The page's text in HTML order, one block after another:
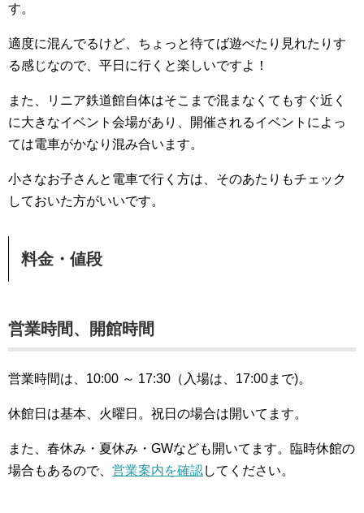
す。
適度に混んでるけど、ちょっと待てば遊べたり見れたりす
る感じなので、平日に行くと楽しいですよ！
また、リニア鉄道館自体はそこまで混まなくてもすぐ近く
に大きなイベント会場があり、開催されるイベントによっ
ては電車がかなり混み合います。
小さなお子さんと電車で行く方は、そのあたりもチェック
しておいた方がいいです。
料金・値段
営業時間、開館時間
営業時間は、10:00 ～ 17:30（入場は、17:00まで)。
休館日は基本、火曜日。祝日の場合は開いてます。
また、春休み・夏休み・GWなども開いてます。臨時休館の
場合もあるので、 営業案内を確認してください。